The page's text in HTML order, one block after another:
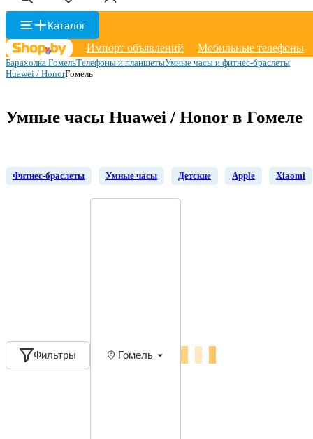
Каталог
Импорт объявлений
Мобильные телефоны
Барахолка ГомельТелефоны и планшетыУмные часы и фитнес-браслеты
Huawei / HonorГомель
Умные часы Huawei / Honor в Гомеле
Фитнес-браслеты Умные часы Детские Apple Xiaomi
Фильтры Гомель